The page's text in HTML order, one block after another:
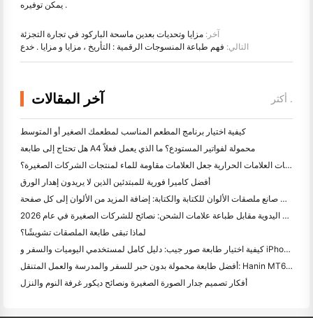
يمكن توفيره .
آخر: مزايا وتحديات بعدين ماسحة الباركود في تجارة التجزئة
التالي: فهم طباعة المنسوجات الرقمية : التأريخ ، مزايا و مزايا . خدع
آخر المقالات أكثر .
كيفية اختيار برنامج المطعم المناسب لمطعمك الصغير أو المتوسط
هل تحتاج إلى طابعة A4 محمولة لفواتير المستودع؟ ما الذي يعمل فعلاً
هل يمكن لطابعات العلامات الحرارية جعل العلامات مقاومة للماء لمنتجات الشركات الصغيرة؟
أفضل كاميرا فورية للمبتدئين الذين لا يريدون إهدار الورق
أفضل صانع ملصقات الألوان للكتابة والكتابة: إضافة المزيد من الألوان إلى كل صفحة
الكتابة اليدوية مقابل طباعة علامات الشحن: نصائح للشركات الصغيرة في عام 2026
لماذا تبقى طابعة الملصقات تشويشًا؟
كيفية اختيار طابعة صور جيب: دليل كامل لمستخدمي اليوميات والسفر و iPhone
أفضل طابعة محمولة بدون حبر للسفر والمدرسة والعمل المتنقل: Hanin MT620 Pro Review
أفكار تصميم جدار الصورة الصغيرة ونصائح ديكور غرفة النوم والنزل